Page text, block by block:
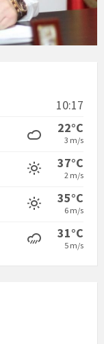
10:17
22°C
3 m/s
37°C
2 m/s
35°C
6 m/s
31°C
5 m/s